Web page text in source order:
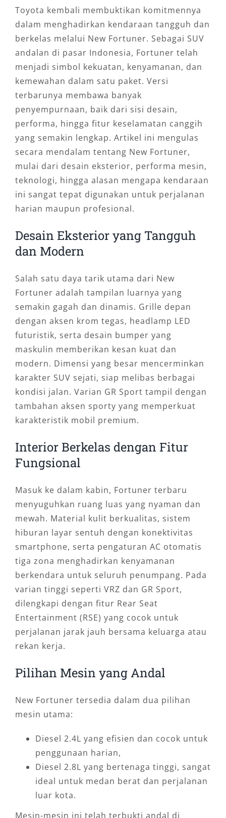
Toyota kembali membuktikan komitmennya
dalam menghadirkan kendaraan tangguh dan
berkelas melalui New Fortuner. Sebagai SUV
andalan di pasar Indonesia, Fortuner telah
menjadi simbol kekuatan, kenyamanan, dan
kemewahan dalam satu paket. Versi
terbarunya membawa banyak
penyempurnaan, baik dari sisi desain,
performa, hingga fitur keselamatan canggih
yang semakin lengkap. Artikel ini mengulas
secara mendalam tentang New Fortuner,
mulai dari desain eksterior, performa mesin,
teknologi, hingga alasan mengapa kendaraan
ini sangat tepat digunakan untuk perjalanan
harian maupun profesional.
Desain Eksterior yang Tangguh
dan Modern
Salah satu daya tarik utama dari New
Fortuner adalah tampilan luarnya yang
semakin gagah dan dinamis. Grille depan
dengan aksen krom tegas, headlamp LED
futuristik, serta desain bumper yang
maskulin memberikan kesan kuat dan
modern. Dimensi yang besar mencerminkan
karakter SUV sejati, siap melibas berbagai
kondisi jalan. Varian GR Sport tampil dengan
tambahan aksen sporty yang memperkuat
karakteristik mobil premium.
Interior Berkelas dengan Fitur
Fungsional
Masuk ke dalam kabin, Fortuner terbaru
menyuguhkan ruang luas yang nyaman dan
mewah. Material kulit berkualitas, sistem
hiburan layar sentuh dengan konektivitas
smartphone, serta pengaturan AC otomatis
tiga zona menghadirkan kenyamanan
berkendara untuk seluruh penumpang. Pada
varian tinggi seperti VRZ dan GR Sport,
dilengkapi dengan fitur Rear Seat
Entertainment (RSE) yang cocok untuk
perjalanan jarak jauh bersama keluarga atau
rekan kerja.
Pilihan Mesin yang Andal
New Fortuner tersedia dalam dua pilihan
mesin utama:
Diesel 2.4L yang efisien dan cocok untuk
penggunaan harian,
Diesel 2.8L yang bertenaga tinggi, sangat
ideal untuk medan berat dan perjalanan
luar kota.
Mesin-mesin ini telah terbukti andal di